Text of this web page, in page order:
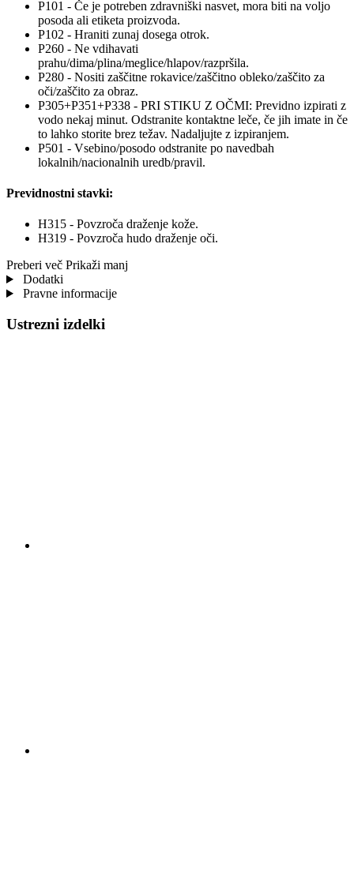
P101 - Če je potreben zdravniški nasvet, mora biti na voljo
posoda ali etiketa proizvoda.
P102 - Hraniti zunaj dosega otrok.
P260 - Ne vdihavati
prahu/dima/plina/meglice/hlapov/razpršila.
P280 - Nositi zaščitne rokavice/zaščitno obleko/zaščito za
oči/zaščito za obraz.
P305+P351+P338 - PRI STIKU Z OČMI: Previdno izpirati z
vodo nekaj minut. Odstranite kontaktne leče, če jih imate in če
to lahko storite brez težav. Nadaljujte z izpiranjem.
P501 - Vsebino/posodo odstranite po navedbah
lokalnih/nacionalnih uredb/pravil.
Previdnostni stavki:
H315 - Povzroča draženje kože.
H319 - Povzroča hudo draženje oči.
Preberi več Prikaži manj
Dodatki
Pravne informacije
Ustrezni izdelki